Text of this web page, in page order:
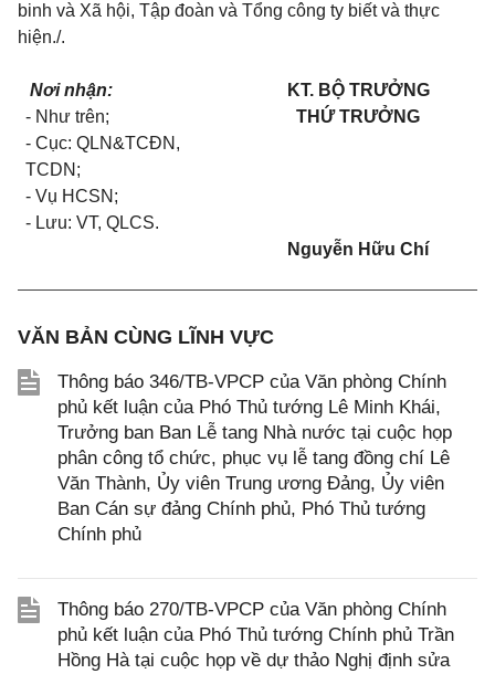
binh và Xã hội, Tập đoàn và Tổng công ty biết và thực
hiện./.
Nơi nhận:
- Như trên;
- Cục: QLN&TCĐN,
TCDN;
- Vụ HCSN;
- Lưu: VT, QLCS.
KT. BỘ TRƯỞNG
THỨ TRƯỞNG
Nguyễn Hữu Chí
VĂN BẢN CÙNG LĨNH VỰC
Thông báo 346/TB-VPCP của Văn phòng Chính
phủ kết luận của Phó Thủ tướng Lê Minh Khái,
Trưởng ban Ban Lễ tang Nhà nước tại cuộc họp
phân công tổ chức, phục vụ lễ tang đồng chí Lê
Văn Thành, Ủy viên Trung ương Đảng, Ủy viên
Ban Cán sự đảng Chính phủ, Phó Thủ tướng
Chính phủ
Thông báo 270/TB-VPCP của Văn phòng Chính
phủ kết luận của Phó Thủ tướng Chính phủ Trần
Hồng Hà tại cuộc họp về dự thảo Nghị định sửa